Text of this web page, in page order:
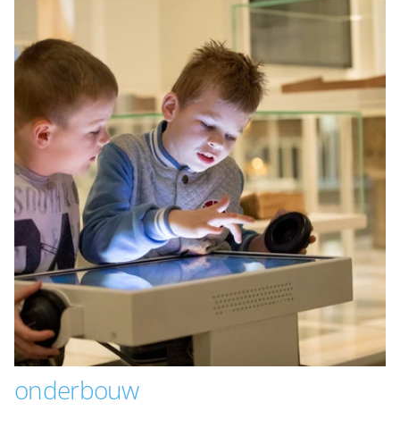
onderbouw
aanbiedingen baseren we op wat je op de website
bekijkt of op jouw persoonlijke interesses. We maken
ook gebruik van cookies van YouTube, Facebook en
Instagram, zodat je filmpjes en informatie kunt delen
met je vrienden via social media. Maakt opslag mogelijk,
zoals cookies (web) of apparaatidentificatoren (apps),
gerelateerd aan reclame.
Marketing cookies
Personalisatie cookies
We gebruiken marketingcookies voor personalisatie,
waarmee we jou de meest relevante advertenties
kunnen tonen. Die aanbiedingen baseren we op wat je
op de website bekijkt of op jouw persoonlijke interesses.
We maken ook gebruik van cookies van YouTube,
Facebook en Instagram, zodat je filmpjes en informatie